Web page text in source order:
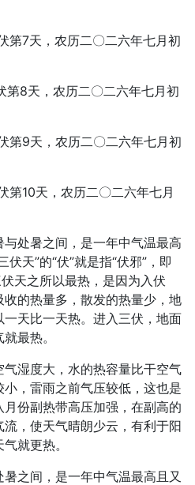
第7天，农历二〇二六年七月初
8天，农历二〇二六年七月初
第9天，农历二〇二六年七月初
10天，农历二〇二六年七月
处暑之间，是一年中气温最高
天”的“伏”就是指“伏邪”，即
天之所以最热，是因为入伏
的热量多，散发的热量少，地
天比一天热。进入三伏，地面
最热。
气湿度大，水的热容量比干空气
，雷雨之前气压较低，这也是
份副热带高压加强，在副高的
，使天气晴朗少云，有利于阳
就更热。
之间，是一年中气温最高且又